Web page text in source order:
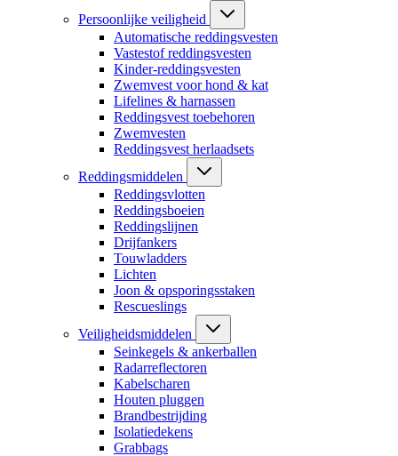
Persoonlijke veiligheid
Automatische reddingsvesten
Vastestof reddingsvesten
Kinder-reddingsvesten
Zwemvest voor hond & kat
Lifelines & harnassen
Reddingsvest toebehoren
Zwemvesten
Reddingsvest herlaadsets
Reddingsmiddelen
Reddingsvlotten
Reddingsboeien
Reddingslijnen
Drijfankers
Touwladders
Lichten
Joon & opsporingsstaken
Rescueslings
Veiligheidsmiddelen
Seinkegels & ankerballen
Radarreflectoren
Kabelscharen
Houten pluggen
Brandbestrijding
Isolatiedekens
Grabbags